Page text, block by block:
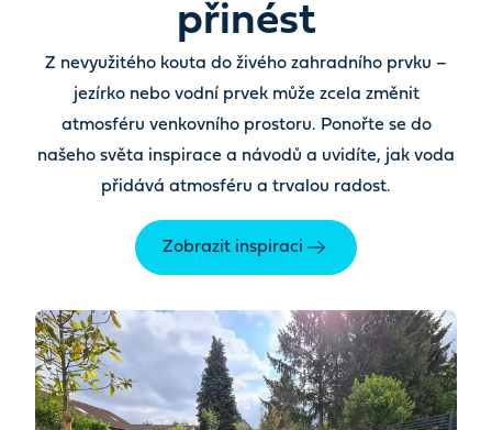
přinést
Z nevyužitého kouta do živého zahradního prvku –
jezírko nebo vodní prvek může zcela změnit
atmosféru venkovního prostoru. Ponořte se do
našeho světa inspirace a návodů a uvidíte, jak voda
přidává atmosféru a trvalou radost.
Zobrazit inspiraci